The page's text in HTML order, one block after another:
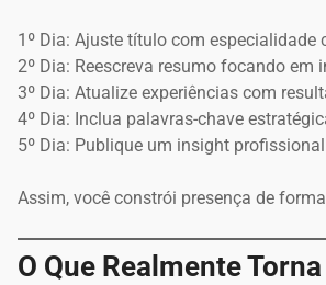
1º Dia: Ajuste título com especialidade
2º Dia: Reescreva resumo focando em
3º Dia: Atualize experiências com
4º Dia: Inclua palavras-chave
5º Dia: Publique um insight
Assim, você constrói presença de
O Que Realmente